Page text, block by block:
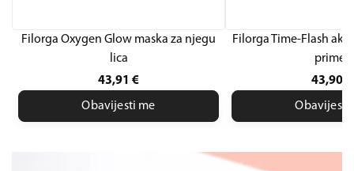
Filorga Oxygen Glow maska za njegu
lica
43,91 €
Obavijesti me
Filorga Time-Flash
primer
43,90
Obavijesti